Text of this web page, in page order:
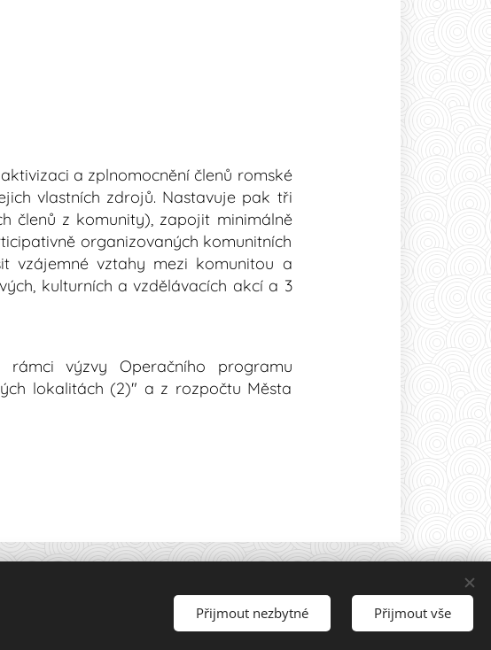
a zplnomocnění členů romské
vlastních zdrojů. Nastavuje pak tři
členů z komunity), zapojit minimálně
organizovaných komunitních
vzájemné vztahy mezi komunitou a
kulturních a vzdělávacích akcí a 3
výzvy Operačního programu
lokalitách (2)" a z rozpočtu Města
Přijmout nezbytné Přijmout vše